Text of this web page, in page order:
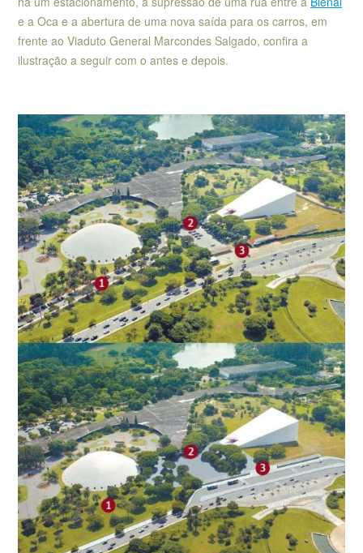
e a Oca e a abertura de uma nova saída para os carros, em
frente ao Viaduto General Marcondes Salgado, confira a
ilustração a seguir com o antes e depois.